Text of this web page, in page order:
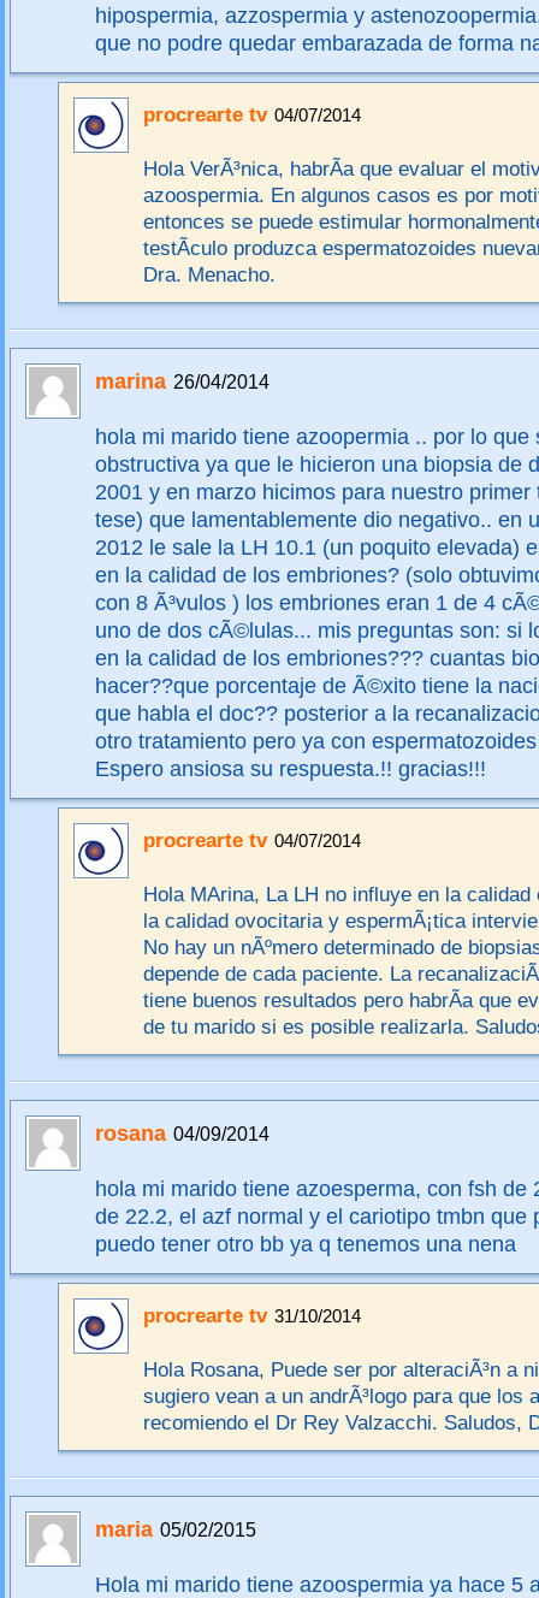
hipospermia, azzospermia y
que no podre quedar embarazada de forma
procrearte tv 04/07/2014
Hola VerÃ³nica, habrÃ­a que evaluar el
azoospermia. En algunos casos es por
entonces se puede estimular
testÃ­culo produzca espermatozoides
Dra. Menacho.
marina 26/04/2014
hola mi marido tiene azoopermia .. por lo que
obstructiva ya que le hicieron una biopsia de
2001 y en marzo hicimos para nuestro primer
tese) que lamentablemente dio negativo.. en
2012 le sale la LH 10.1 (un poquito elevada)
en la calidad de los embriones? (solo
con 8 Ã³vulos ) los embriones eran 1 de 4
uno de dos cÃ©lulas... mis preguntas son: si
en la calidad de los embriones??? cuantas
hacer??que porcentaje de Ã©xito tiene la
que habla el doc?? posterior a la
otro tratamiento pero ya con
Espero ansiosa su respuesta.!! gracias!!!
procrearte tv 04/07/2014
Hola MArina, La LH no influye en la calidad
la calidad ovocitaria y espermÃ¡tica
No hay un nÃºmero determinado de
depende de cada paciente. La
tiene buenos resultados pero habrÃ­a que
de tu marido si es posible realizarla.
rosana 04/09/2014
hola mi marido tiene azoesperma, con fsh de
de 22.2, el azf normal y el cariotipo tmbn que
puedo tener otro bb ya q tenemos una nena
procrearte tv 31/10/2014
Hola Rosana, Puede ser por alteraciÃ³n a
sugiero vean a un andrÃ³logo para que los
recomiendo el Dr Rey Valzacchi. Saludos,
maria 05/02/2015
Hola mi marido tiene azoospermia ya hace 5